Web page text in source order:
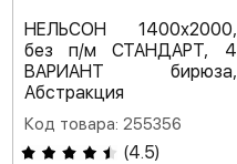
НЕЛЬСОН 1400х2000,
без п/м СТАНДАРТ, 4
ВАРИАНТ бирюза,
Абстракция
Код товара: 255356
(4.5)